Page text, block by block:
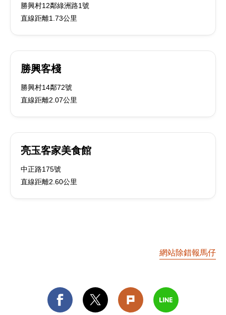
勝興村12鄰綠洲路1號
直線距離1.73公里
勝興客棧
勝興村14鄰72號
直線距離2.07公里
亮玉客家美食館
中正路175號
直線距離2.60公里
網站除錯報馬仔